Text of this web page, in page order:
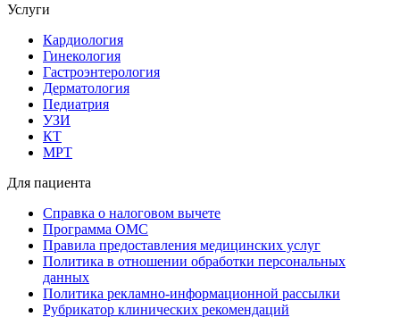
Услуги
Кардиология
Гинекология
Гастроэнтерология
Дерматология
Педиатрия
УЗИ
КТ
МРТ
Для пациента
Справка о налоговом вычете
Программа ОМС
Правила предоставления медицинских услуг
Политика в отношении обработки персональных
данных
Политика рекламно-информационной рассылки
Рубрикатор клинических рекомендаций